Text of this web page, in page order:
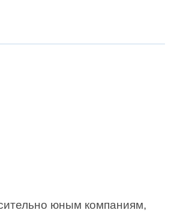
юным компаниям,